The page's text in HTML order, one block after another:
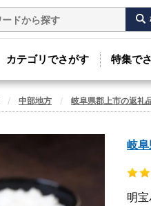
カテゴリでさがす 特集で
中部地方 岐阜県郡上市の返礼
岐
明